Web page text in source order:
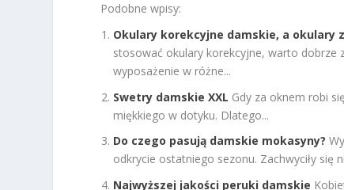
Podobne wpisy:
Okulary korekcyjne damskie, a okulary
stosować okulary korekcyjne, warto dobrze
wyposażenie w różne...
Swetry damskie XXL Gdy za oknem robi
miękkiego w dotyku. Dlatego...
Do czego pasują damskie mokasyny?
odkrycie ostatniego sezonu. Zachwyciły się
Najwyższej jakości peruki damskie